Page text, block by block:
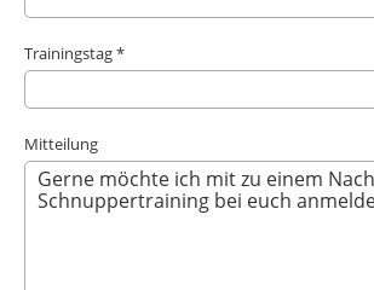
Trainingstag *
Mitteilung